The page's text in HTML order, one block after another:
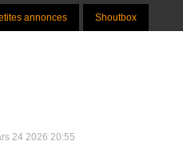
annonces Shoutbox
24 2026 20:55